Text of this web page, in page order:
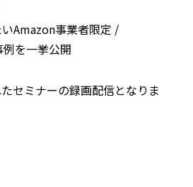
Amazon事業者限定 /
を一挙公開
セミナーの録画配信となりま